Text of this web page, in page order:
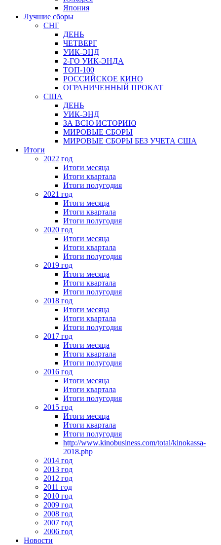
Япония
Лучшие сборы
СНГ
ДЕНЬ
ЧЕТВЕРГ
УИК-ЭНД
2-ГО УИК-ЭНДА
ТОП-100
РОССИЙСКОЕ КИНО
ОГРАНИЧЕННЫЙ ПРОКАТ
США
ДЕНЬ
УИК-ЭНД
ЗА ВСЮ ИСТОРИЮ
МИРОВЫЕ СБОРЫ
МИРОВЫЕ СБОРЫ БЕЗ УЧЕТА США
Итоги
2022 год
Итоги месяца
Итоги квартала
Итоги полугодия
2021 год
Итоги месяца
Итоги квартала
Итоги полугодия
2020 год
Итоги месяца
Итоги квартала
Итоги полугодия
2019 год
Итоги месяца
Итоги квартала
Итоги полугодия
2018 год
Итоги месяца
Итоги квартала
Итоги полугодия
2017 год
Итоги месяца
Итоги квартала
Итоги полугодия
2016 год
Итоги месяца
Итоги квартала
Итоги полугодия
2015 год
Итоги месяца
Итоги квартала
Итоги полугодия
http://www.kinobusiness.com/total/kinokassa-
2018.php
2014 год
2013 год
2012 год
2011 год
2010 год
2009 год
2008 год
2007 год
2006 год
Новости